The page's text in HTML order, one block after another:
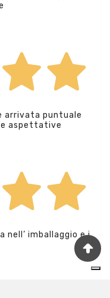
arrivata puntuale
aspettative
nell’ imballaggio e i